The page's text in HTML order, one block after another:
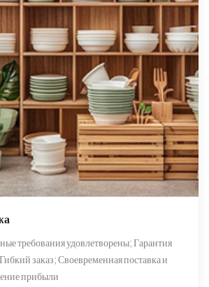
требования удовлетворены; Гарантия
заказ; Своевременная поставка и
прибыли